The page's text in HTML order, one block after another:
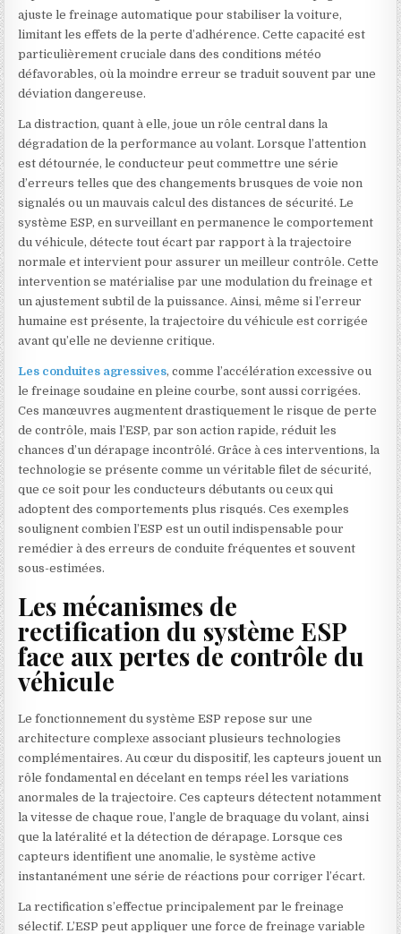
ajuste le freinage automatique pour stabiliser la voiture,
limitant les effets de la perte d’adhérence. Cette capacité est
particulièrement cruciale dans des conditions météo
défavorables, où la moindre erreur se traduit souvent par une
déviation dangereuse.
La distraction, quant à elle, joue un rôle central dans la
dégradation de la performance au volant. Lorsque l’attention
est détournée, le conducteur peut commettre une série
d’erreurs telles que des changements brusques de voie non
signalés ou un mauvais calcul des distances de sécurité. Le
système ESP, en surveillant en permanence le comportement
du véhicule, détecte tout écart par rapport à la trajectoire
normale et intervient pour assurer un meilleur contrôle. Cette
intervention se matérialise par une modulation du freinage et
un ajustement subtil de la puissance. Ainsi, même si l’erreur
humaine est présente, la trajectoire du véhicule est corrigée
avant qu’elle ne devienne critique.
Les conduites agressives, comme l’accélération excessive ou
le freinage soudaine en pleine courbe, sont aussi corrigées.
Ces manœuvres augmentent drastiquement le risque de perte
de contrôle, mais l’ESP, par son action rapide, réduit les
chances d’un dérapage incontrôlé. Grâce à ces interventions, la
technologie se présente comme un véritable filet de sécurité,
que ce soit pour les conducteurs débutants ou ceux qui
adoptent des comportements plus risqués. Ces exemples
soulignent combien l’ESP est un outil indispensable pour
remédier à des erreurs de conduite fréquentes et souvent
sous-estimées.
Les mécanismes de
rectification du système ESP
face aux pertes de contrôle du
véhicule
Le fonctionnement du système ESP repose sur une
architecture complexe associant plusieurs technologies
complémentaires. Au cœur du dispositif, les capteurs jouent un
rôle fondamental en décelant en temps réel les variations
anormales de la trajectoire. Ces capteurs détectent notamment
la vitesse de chaque roue, l’angle de braquage du volant, ainsi
que la latéralité et la détection de dérapage. Lorsque ces
capteurs identifient une anomalie, le système active
instantanément une série de réactions pour corriger l’écart.
La rectification s’effectue principalement par le freinage
sélectif. L’ESP peut appliquer une force de freinage variable